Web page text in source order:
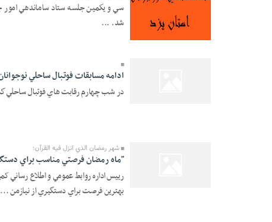
05 Mordad 1391 -
سي و يكمين جلسه ستاد ساماندهي امور
شد. ...
ادامه مسابقات فوتبال ساحلي
در شب چهارم رقابت هاي فوتبال ساحلي
شهر رمضان الذي انزل فيه القرآن؛
"ماه رمضان فرصتي مناسب براي
رييس اداره روابط عمومي و اطلاع رساني
بهترين فرصت براي دستگيري از نيازمن ...